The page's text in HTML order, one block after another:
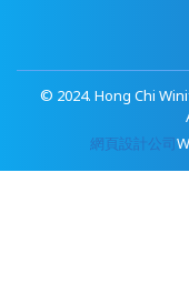
© 2024. Hong Chi
網頁設計公司